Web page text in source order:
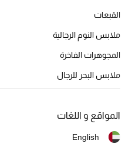
تسوقوا الحقائب
الموسم الجديد
القبعات
ملابس النوم الرجالية
المجوهرات الفاخرة
ملابس البحر للرجال
المواقع و اللغات
English